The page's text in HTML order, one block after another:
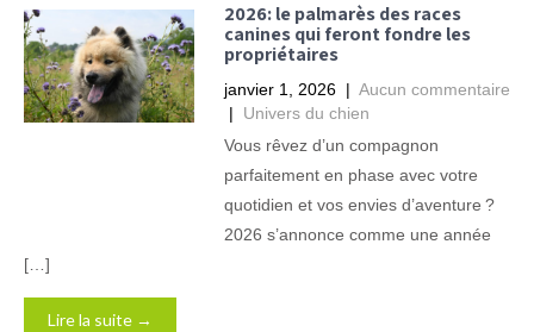
2026: le palmarès des races
canines qui feront fondre les
propriétaires
janvier 1, 2026 | Aucun commentaire
| Univers du chien
Vous rêvez d’un compagnon
parfaitement en phase avec votre
quotidien et vos envies d’aventure ?
2026 s’annonce comme une année
[…]
Lire la suite →